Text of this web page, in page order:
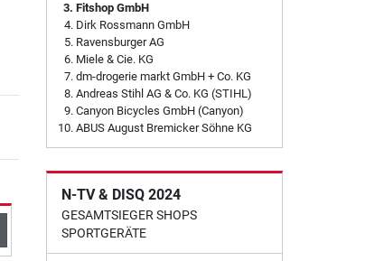
Fitshop GmbH
Dirk Rossmann GmbH
Ravensburger AG
Miele & Cie. KG
dm-drogerie markt GmbH + Co. KG
Andreas Stihl AG & Co. KG (STIHL)
Canyon Bicycles GmbH (Canyon)
ABUS August Bremicker Söhne KG
N-TV & DISQ 2024
GESAMTSIEGER SHOPS
SPORTGERÄTE